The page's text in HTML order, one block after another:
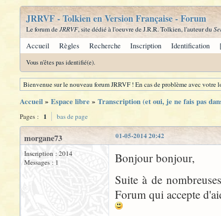
JRRVF - Tolkien en Version Française - Forum
Le forum deJRRVF, site dédié à l'oeuvre de J.R.R. Tolkien, l'auteur du
Accueil Règles Recherche Inscription Identification
Vous n'êtes pas identifié(e).
Bienvenue sur le nouveau forum JRRVF ! En cas de problème avec
Accueil» Espace libre » Transcription (et oui, je ne fais pas
Pages : 1 bas de page
01-05-2014 20:42
morgane73
Inscription : 2014
Messages : 1
Bonjour bonjour,
Suite à de
Forum qui accepte